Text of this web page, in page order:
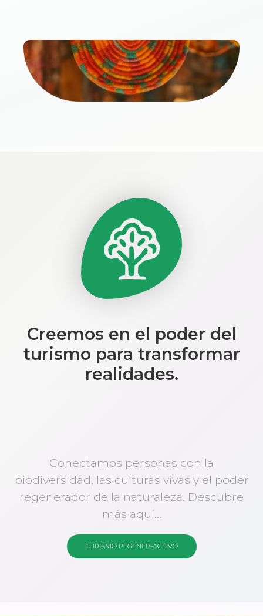
Creemos en el poder del
turismo para transformar
realidades.
Conectamos personas con la
biodiversidad, las culturas vivas y el poder
regenerador de la naturaleza. Descubre
más aquí...
TURISMO REGENER-ACTIVO